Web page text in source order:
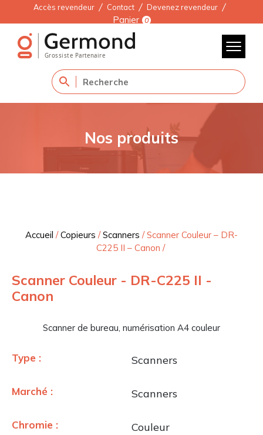
Accès revendeur Contact Devenez revendeur
Panier 0
Nos produits
Accueil /Copieurs /Scanners /Scanner Couleur – DR-
C225 II – Canon /
Scanner Couleur - DR-C225 II -
Canon
Scanner de bureau, numérisation A4 couleur
Type : Scanners
Marché : Scanners
Chromie : Couleur